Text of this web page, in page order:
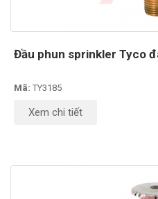
Đầu phun sprinkler Tyco
Mã: TY3185
Xem chi tiết